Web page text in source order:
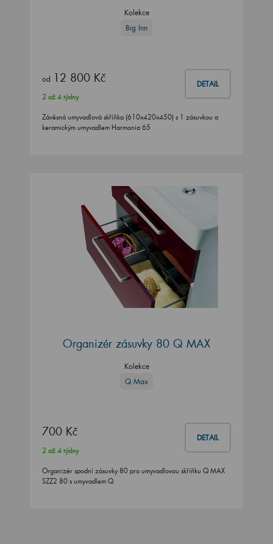
Kolekce
Big Inn
od 12 800 Kč DETAIL
2 až 4 týdny
Závěsná umyvadlová skříňka (610x420x450) s 1 zásuvkou a
keramickým umyvadlem Harmonia 65
Organizér zásuvky 80 Q MAX
Kolekce
Q Max
700 Kč DETAIL
2 až 4 týdny
Organizér spodní zásuvky 80 pro umyvadlovou skříňku Q MAX
SZZ2 80 s umyvadlem Q